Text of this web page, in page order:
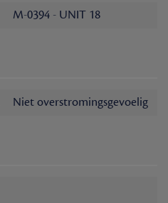
M-0394 - UNIT 18
Niet overstromingsgevoelig